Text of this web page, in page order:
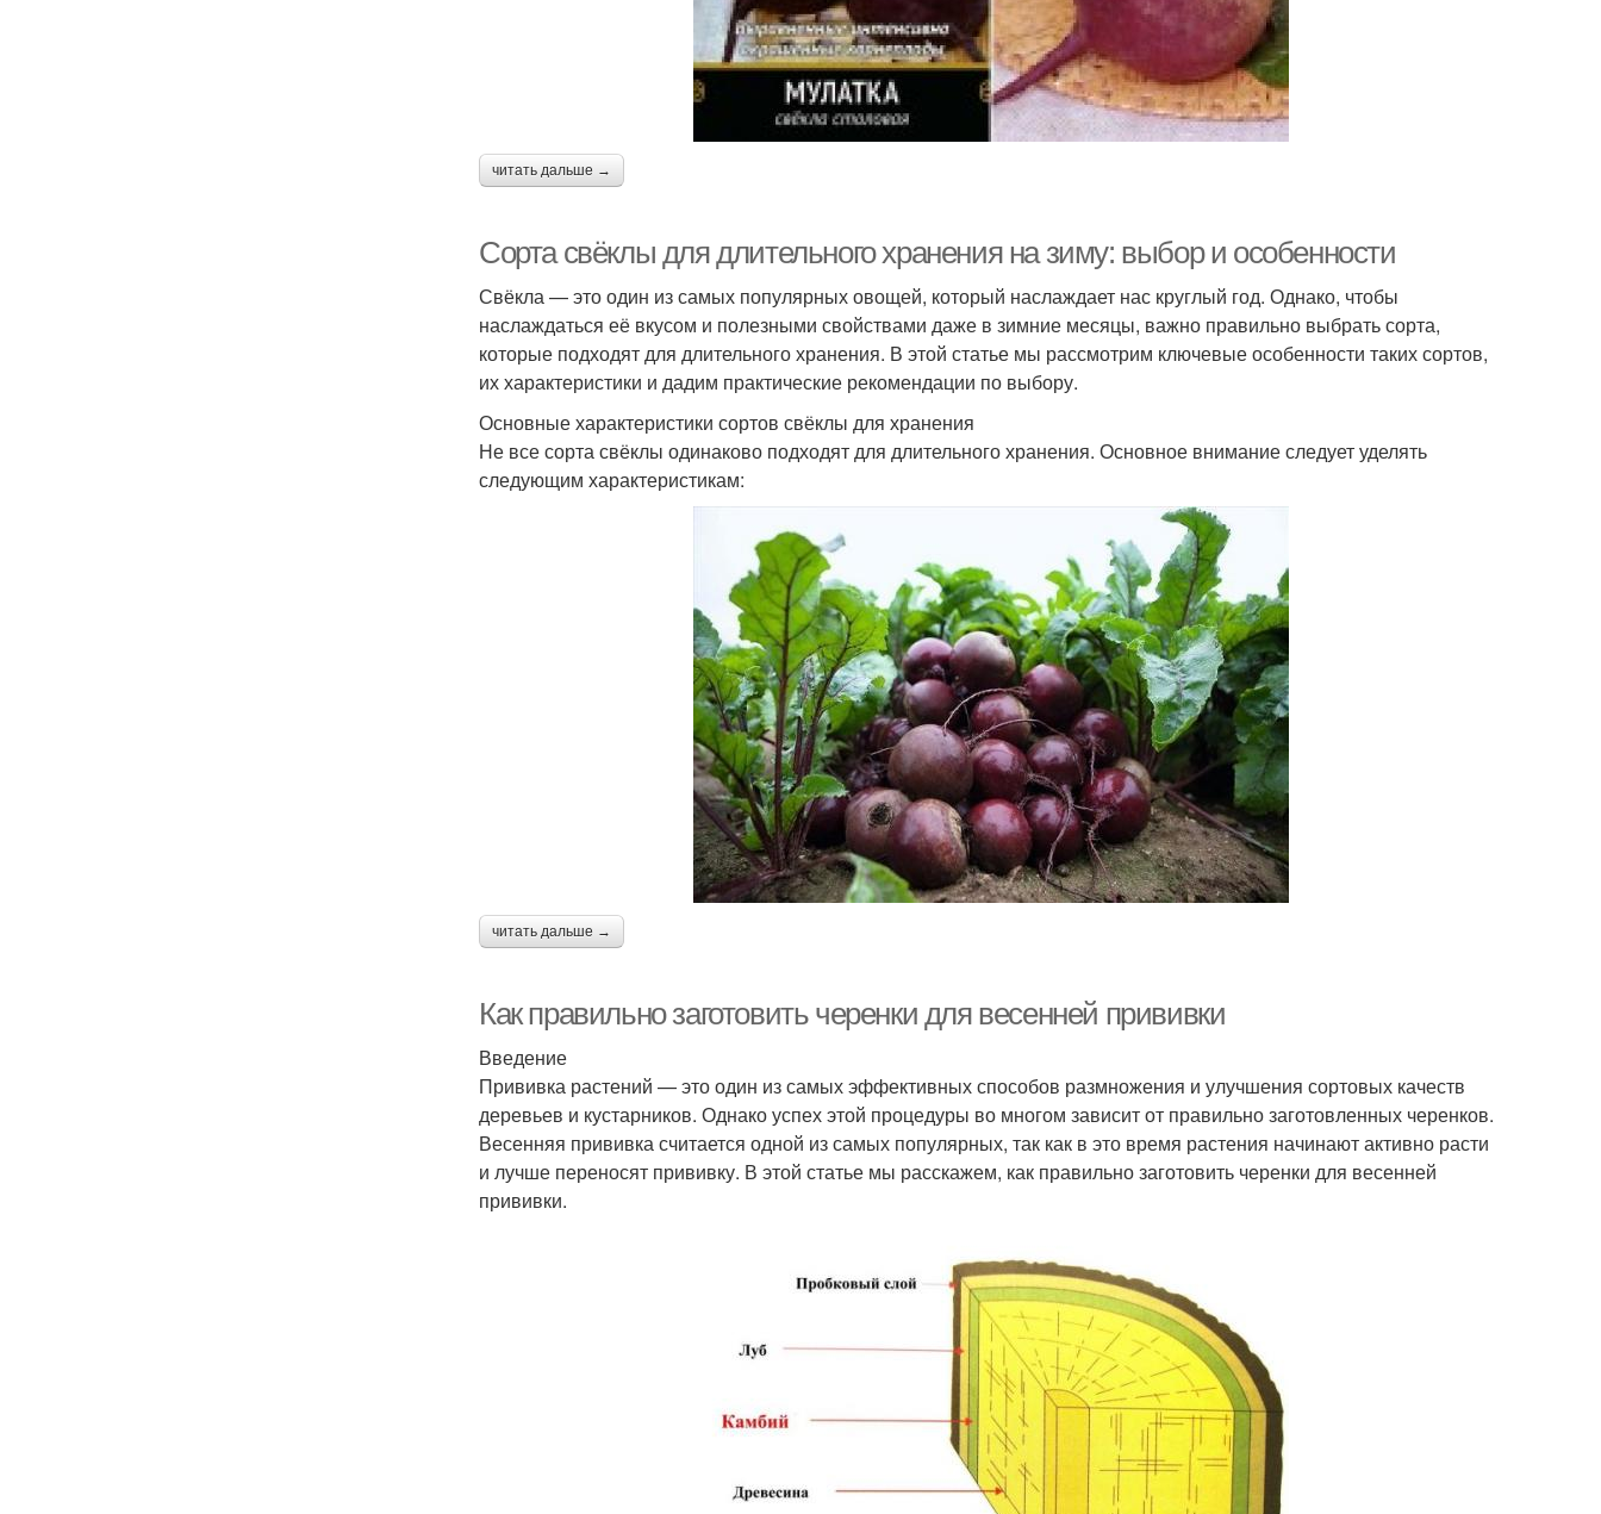
читать дальше →
Сорта свёклы для длительного хранения на зиму: выбор и особенности
Свёкла — это один из самых популярных овощей, который наслаждает нас круглый год. Однако, чтобы
наслаждаться её вкусом и полезными свойствами даже в зимние месяцы, важно правильно выбрать сорта,
которые подходят для длительного хранения. В этой статье мы рассмотрим ключевые особенности таких сортов,
их характеристики и дадим практические рекомендации по выбору.
Основные характеристики сортов свёклы для хранения
Не все сорта свёклы одинаково подходят для длительного хранения. Основное внимание следует уделять
следующим характеристикам:
читать дальше →
Как правильно заготовить черенки для весенней прививки
Введение
Прививка растений — это один из самых эффективных способов размножения и улучшения сортовых качеств
деревьев и кустарников. Однако успех этой процедуры во многом зависит от правильно заготовленных черенков.
Весенняя прививка считается одной из самых популярных, так как в это время растения начинают активно расти
и лучше переносят прививку. В этой статье мы расскажем, как правильно заготовить черенки для весенней
прививки.